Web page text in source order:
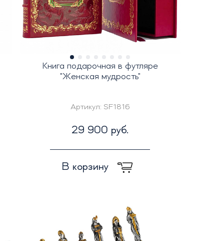
Книга подарочная в футляре
"Женская мудрость"
Артикул: SF1816
29 900 руб.
В корзину